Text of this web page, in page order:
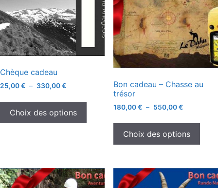
Chèque cadeau
25,00€ – 330,00€
Choix des options
Bon cadeau – Chasse au
trésor
180,00€ – 550,00€
Choix des options